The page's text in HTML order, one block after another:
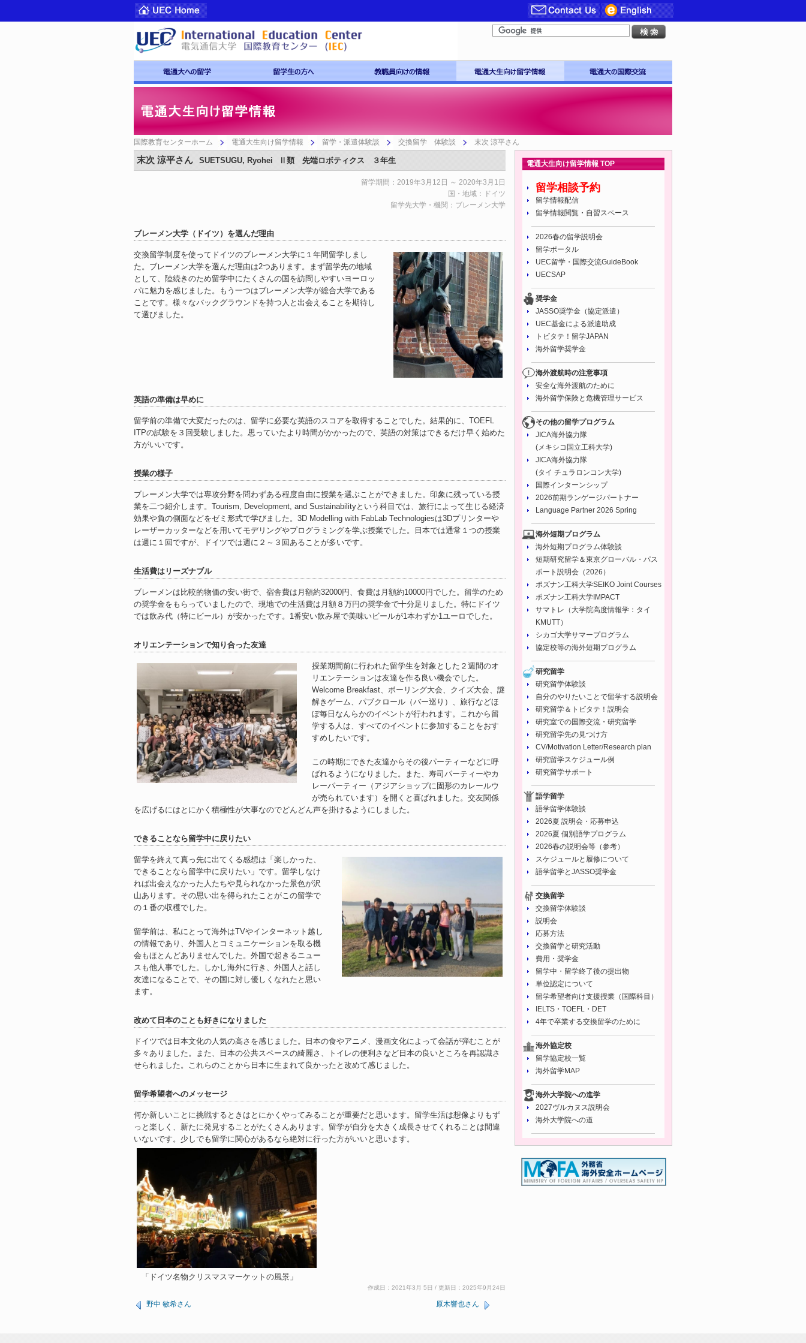
国際教育センターホーム 電通大生向け留学情報 留学・派遣体験談 交換留学 体験談 末次 涼平さん
末次 涼平さん SUETSUGU, Ryohei Ⅱ類 先端ロボティクス ３年生
留学期間：2019年3月12日 ～ 2020年3月1日
国・地域：ドイツ
留学先大学・機関：ブレーメン大学
ブレーメン大学（ドイツ）を選んだ理由
交換留学制度を使ってドイツのブレーメン大学に１年間留学しまし
た。ブレーメン大学を選んだ理由は2つあります。まず留学先の地域
として、陸続きのため留学中にたくさんの国を訪問しやすいヨーロッ
パに魅力を感じました。もう一つはブレーメン大学が総合大学である
ことです。様々なバックグラウンドを持つ人と出会えることを期待し
て選びました。
英語の準備は早めに
留学前の準備で大変だったのは、留学に必要な英語のスコアを取得することでした。結果的に、TOEFL
ITPの試験を３回受験しました。思っていたより時間がかかったので、英語の対策はできるだけ早く始めた
方がいいです。
授業の様子
ブレーメン大学では専攻分野を問わずある程度自由に授業を選ぶことができました。印象に残っている授
業を二つ紹介します。Tourism, Development, and Sustainabilityという科目では、旅行によって生じる経済
効果や負の側面などをゼミ形式で学びました。3D Modelling with FabLab Technologiesは3Dプリンターや
レーザーカッターなどを用いてモデリングやプログラミングを学ぶ授業でした。日本では通常１つの授業
は週に１回ですが、ドイツでは週に２～３回あることが多いです。
生活費はリーズナブル
ブレーメンは比較的物価の安い街で、宿舎費は月額約32000円、食費は月額約10000円でした。留学のため
の奨学金をもらっていましたので、現地での生活費は月額８万円の奨学金で十分足りました。特にドイツ
では飲み代（特にビール）が安かったです。1番安い飲み屋で美味いビールが1本わずか1ユーロでした。
オリエンテーションで知り合った友達
授業期間前に行われた留学生を対象とした２週間のオ
リエンテーションは友達を作る良い機会でした。
Welcome Breakfast、ボーリング大会、クイズ大会、謎
解きゲーム、パブクロール（バー巡り）、旅行などほ
ぼ毎日なんらかのイベントが行われます。これから留
学する人は、すべてのイベントに参加することをおす
すめしたいです。
この時期にできた友達からその後パーティーなどに呼
ばれるようになりました。また、寿司パーティーやカ
レーパーティー（アジアショップに固形のカレールウ
が売られています）を開くと喜ばれました。交友関係
を広げるにはとにかく積極性が大事なのでどんどん声を掛けるようにしました。
できることなら留学中に戻りたい
留学を終えて真っ先に出てくる感想は「楽しかった、
できることなら留学中に戻りたい」です。留学しなけ
れば出会えなかった人たちや見られなかった景色が沢
山あります。その思い出を得られたことがこの留学で
の１番の収穫でした。
留学前は、私にとって海外はTVやインターネット越し
の情報であり、外国人とコミュニケーションを取る機
会もほとんどありませんでした。外国で起きるニュー
スも他人事でした。しかし海外に行き、外国人と話し
友達になることで、その国に対し優しくなれたと思い
ます。
改めて日本のことも好きになりました
ドイツでは日本文化の人気の高さを感じました。日本の食やアニメ、漫画文化によって会話が弾むことが
多々ありました。また、日本の公共スペースの綺麗さ、トイレの便利さなど日本の良いところを再認識さ
せられました。これらのことから日本に生まれて良かったと改めて感じました。
留学希望者へのメッセージ
何か新しいことに挑戦するときはとにかくやってみることが重要だと思います。留学生活は想像よりもず
っと楽しく、新たに発見することがたくさんあります。留学が自分を大きく成長させてくれることは間違
いないです。少しでも留学に関心があるなら絶対に行った方がいいと思います。
「ドイツ名物クリスマスマーケットの風景」
作成日：2021年3月 5日 / 更新日：2025年9月24日
野中 敏希さん 原木響也さん
電通大生向け留学情報 TOP
留学相談予約
留学情報配信
留学情報閲覧・自習スペース
2026春の留学説明会
留学ポータル
UEC留学・国際交流GuideBook
UECSAP
奨学金
JASSO奨学金（協定派遣）
UEC基金による派遣助成
トビタテ！留学JAPAN
海外留学奨学金
海外渡航時の注意事項
安全な海外渡航のために
海外留学保険と危機管理サービス
その他の留学プログラム
JICA海外協力隊
(メキシコ国立工科大学)
JICA海外協力隊
(タイ チュラロンコン大学)
国際インターンシップ
2026前期ランゲージパートナー
Language Partner 2026 Spring
海外短期プログラム
海外短期プログラム体験談
短期研究留学＆東京グローバル・パス
ポート説明会（2026）
ポズナン工科大学SEIKO Joint Courses
ポズナン工科大学IMPACT
サマトレ（大学院高度情報学：タイ
KMUTT）
シカゴ大学サマープログラム
協定校等の海外短期プログラム
研究留学
研究留学体験談
自分のやりたいことで留学する説明会
研究留学＆トビタテ！説明会
研究室での国際交流・研究留学
研究留学先の見つけ方
CV/Motivation Letter/Research plan
研究留学スケジュール例
研究留学サポート
語学留学
語学留学体験談
2026夏 説明会・応募申込
2026夏 個別語学プログラム
2026春の説明会等（参考）
スケジュールと履修について
語学留学とJASSO奨学金
交換留学
交換留学体験談
説明会
応募方法
交換留学と研究活動
費用・奨学金
留学中・留学終了後の提出物
単位認定について
留学希望者向け支援授業（国際科目）
IELTS・TOEFL・DET
4年で卒業する交換留学のために
海外協定校
留学協定校一覧
海外留学MAP
海外大学院への進学
2027ヴルカヌス説明会
海外大学院への道